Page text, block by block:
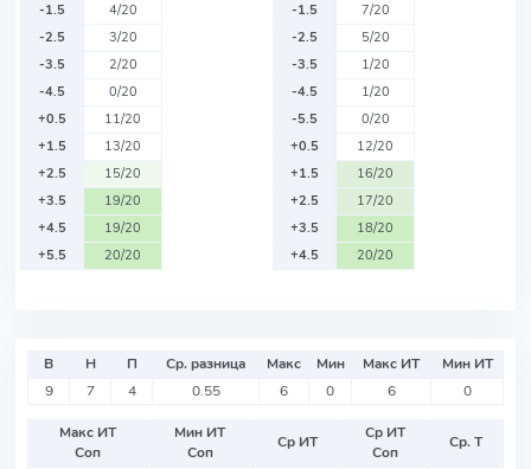
-1.5
4/20
-2.5
3/20
-3.5
2/20
-4.5
0/20
+0.5
11/20
+1.5
13/20
+2.5
15/20
+3.5
19/20
+4.5
19/20
+5.5
20/20
-1.5
7/20
-2.5
5/20
-3.5
1/20
-4.5
1/20
-5.5
0/20
+0.5
12/20
+1.5
16/20
+2.5
17/20
+3.5
18/20
+4.5
20/20
В Н П Ср. разница Макс Мин Макс ИТ
Мин ИТ
9
7 4 0.55 6 0 6 0
Макс ИТ
Соп
Мин ИТ
Соп
Ср ИТ
Ср ИТ
Соп
Ср. Т